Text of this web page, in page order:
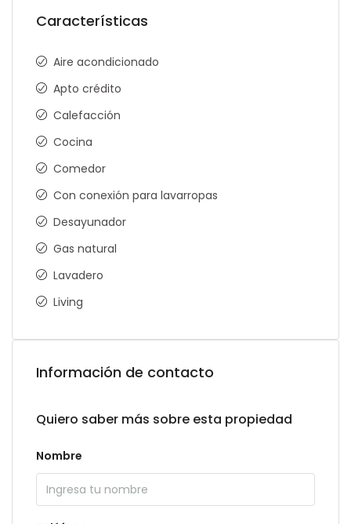
Características
Aire acondicionado
Apto crédito
Calefacción
Cocina
Comedor
Con conexión para lavarropas
Desayunador
Gas natural
Lavadero
Living
Información de contacto
Quiero saber más sobre esta propiedad
Nombre